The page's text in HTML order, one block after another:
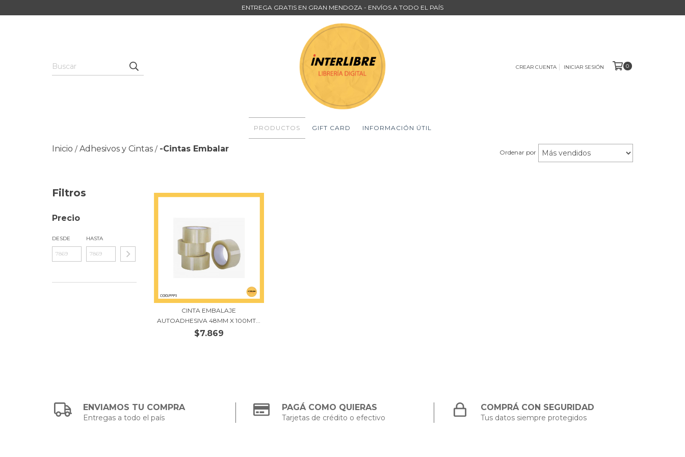
ENTREGA GRATIS EN GRAN MENDOZA - ENVÍOS A TODO EL PAÍS
CREAR CUENTA INICIAR SESIÓN 0
PRODUCTOS GIFT CARD INFORMACIÓN ÚTIL
Inicio / Adhesivos y Cintas / -Cintas Embalar Ordenar por
Filtros
Precio
DESDE HASTA
CINTA EMBALAJE
AUTOADHESIVA 48MM X 100MT...
$7.869
ENVIAMOS TU COMPRA
Entregas a todo el país
PAGÁ COMO QUIERAS
Tarjetas de crédito o efectivo
COMPRÁ CON SEGURIDAD
Tus datos siempre protegidos